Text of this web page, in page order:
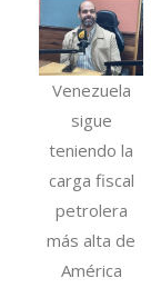
Venezuela
sigue
teniendo la
carga fiscal
petrolera
más alta de
América